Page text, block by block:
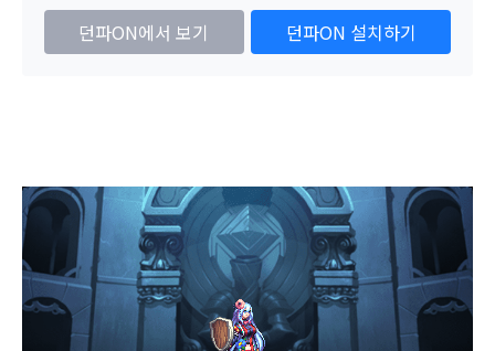
던파ON에서 보기 던파ON 설치하기